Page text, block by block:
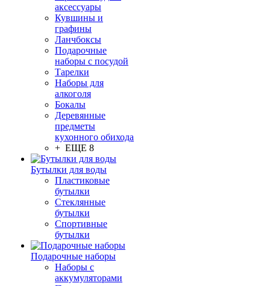
аксессуары
Кувшины и
графины
Ланчбоксы
Подарочные
наборы с посудой
Тарелки
Наборы для
алкоголя
Бокалы
Деревянные
предметы
кухонного обихода
+ ЕЩЕ 8
Бутылки для воды
Пластиковые
бутылки
Стеклянные
бутылки
Спортивные
бутылки
Подарочные наборы
Наборы с
аккумуляторами